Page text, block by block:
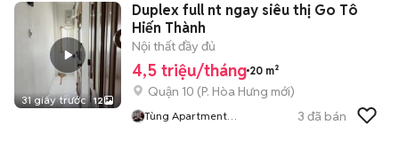
31 giây trước 12
Duplex full nt ngay siêu thị Go Tô
Hiến Thành
Nội thất đầy đủ
4,5 triệu/tháng 20 m²
Quận 10 (P. Hòa Hưng mới)
Tùng Apartment
3 đã bán